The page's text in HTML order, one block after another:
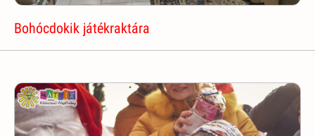
Bohócdokik játékraktára